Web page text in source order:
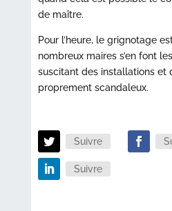
de maître.
Pour l’heure, le grignotage
nombreux maires s’en font
suscitant des installations et
proprement scandaleux.
Suivre
Suivre